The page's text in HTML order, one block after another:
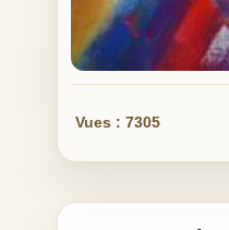
Vues : 7305